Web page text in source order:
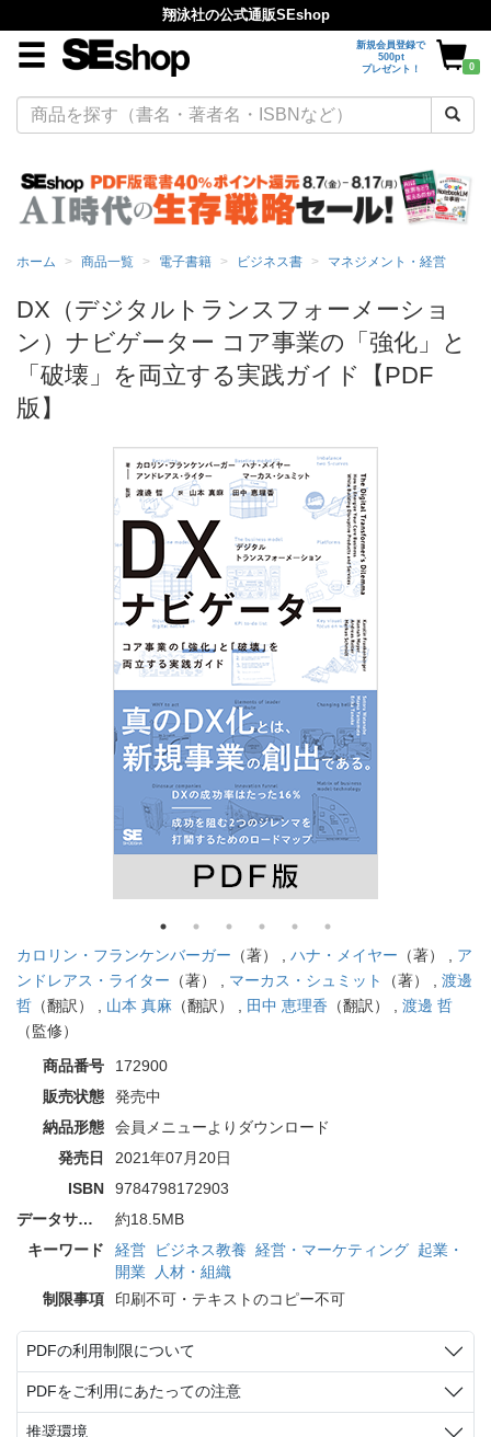
翔泳社の公式通販SEshop
新規会員登録で
500pt
プレゼント！
0
ホーム 商品一覧 電子書籍 ビジネス書 マネジメント・経営
DX（デジタルトランスフォーメーショ
ン）ナビゲーター コア事業の「強化」と
「破壊」を両立する実践ガイド【PDF
版】
カロリン・フランケンバーガー （著） , ハナ・メイヤー （著） , ア
ンドレアス・ライター （著） , マーカス・シュミット （著） , 渡邊
哲 （翻訳） , 山本 真麻 （翻訳） , 田中 恵理香 （翻訳） , 渡邊 哲
（監修）
商品番号
172900
販売状態
発売中
納品形態
会員メニューよりダウンロード
発売日
2021年07月20日
ISBN
9784798172903
データサイズ
約18.5MB
キーワード
経営 ビジネス教養 経営・マーケティング 起業・
開業
人材・組織
制限事項
印刷不可・テキストのコピー不可
PDFの利用制限について
PDFをご利用にあたっての注意
推奨環境